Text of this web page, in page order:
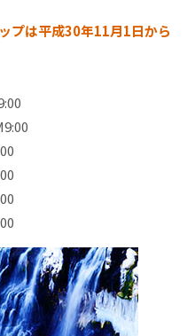
プは平成30年11月1日から